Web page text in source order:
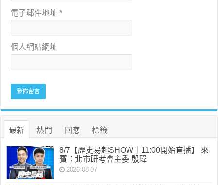
電子郵件地址*
個人網站網址
最新 熱門 回應 標籤
8/7【歷史易起SHOW｜11:00開始直播】 來
賓：北市研考會主委 殷瑋
2026-08-07